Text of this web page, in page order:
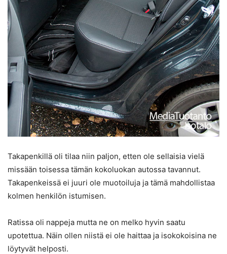
Takapenkillä oli tilaa niin paljon, etten ole sellaisia vielä
missään toisessa tämän kokoluokan autossa tavannut.
Takapenkeissä ei juuri ole muotoiluja ja tämä mahdollistaa
kolmen henkilön istumisen.
Ratissa oli nappeja mutta ne on melko hyvin saatu
upotettua. Näin ollen niistä ei ole haittaa ja isokokoisina ne
löytyvät helposti.